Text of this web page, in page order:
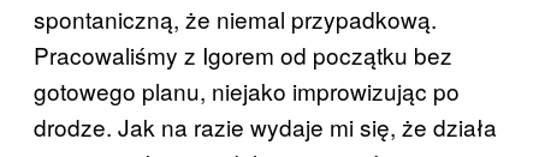
spontaniczną, że niemal przypadkową.
Pracowaliśmy z Igorem od początku bez
gotowego planu, niejako improwizując po
drodze. Jak na razie wydaje mi się, że działa